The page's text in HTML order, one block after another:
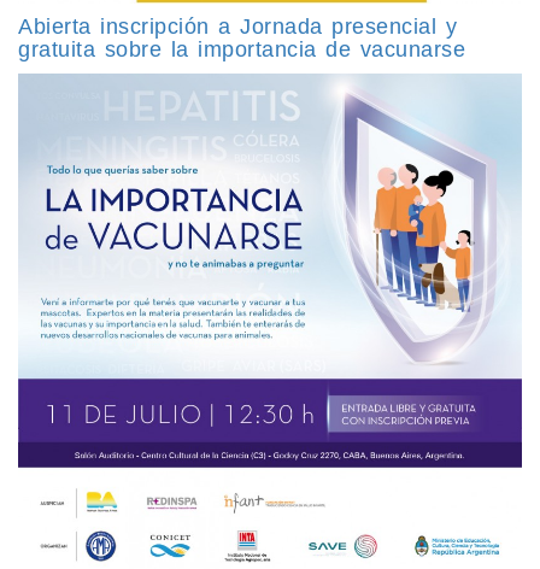
Abierta inscripción a Jornada presencial y
gratuita sobre la importancia de vacunarse